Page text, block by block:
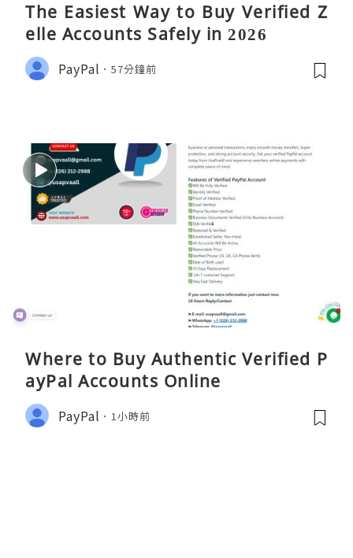
The Easiest Way to Buy Verified Z
elle Accounts Safely in 2026
PayPal 57分鐘前
Where to Buy Authentic Verified P
ayPal Accounts Online
PayPal 1小時前